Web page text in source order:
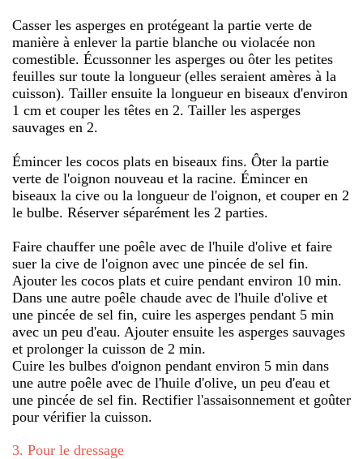
Casser les asperges en protégeant la partie verte de
manière à enlever la partie blanche ou violacée non
comestible. Écussonner les asperges ou ôter les petites
feuilles sur toute la longueur (elles seraient amères à la
cuisson). Tailler ensuite la longueur en biseaux d'environ
1 cm et couper les têtes en 2. Tailler les asperges
sauvages en 2.
Émincer les cocos plats en biseaux fins. Ôter la partie
verte de l'oignon nouveau et la racine. Émincer en
biseaux la cive ou la longueur de l'oignon, et couper en 2
le bulbe. Réserver séparément les 2 parties.
Faire chauffer une poêle avec de l'huile d'olive et faire
suer la cive de l'oignon avec une pincée de sel fin.
Ajouter les cocos plats et cuire pendant environ 10 min.
Dans une autre poêle chaude avec de l'huile d'olive et
une pincée de sel fin, cuire les asperges pendant 5 min
avec un peu d'eau. Ajouter ensuite les asperges sauvages
et prolonger la cuisson de 2 min.
Cuire les bulbes d'oignon pendant environ 5 min dans
une autre poêle avec de l'huile d'olive, un peu d'eau et
une pincée de sel fin. Rectifier l'assaisonnement et goûter
pour vérifier la cuisson.
3. Pour le dressage